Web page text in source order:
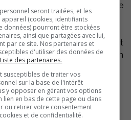
du jour : épicerie fine et de
et une restauration santé.
volonté populaire qui fut
d’information, tenue en
plus de 130 citoyens.
seront traitées, et les
(cookies, identifiants
données) pourront être stockées
ainsi que partagées avec lui,
par ce site. Nos partenaires et
d'utiliser des données de
Liste des partenaires.
susceptibles de traiter vos
sur la base de l'intérêt
y opposer en gérant vos options
lien en bas de cette page ou dans
ou retirer votre consentement
et de confidentialité.